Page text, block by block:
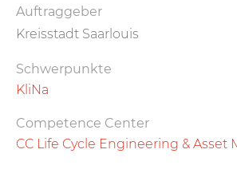
Auftraggeber
Kreisstadt Saarlouis
Schwerpunkte
KliNa
Competence Center
CC Life Cycle Engineering & Asset